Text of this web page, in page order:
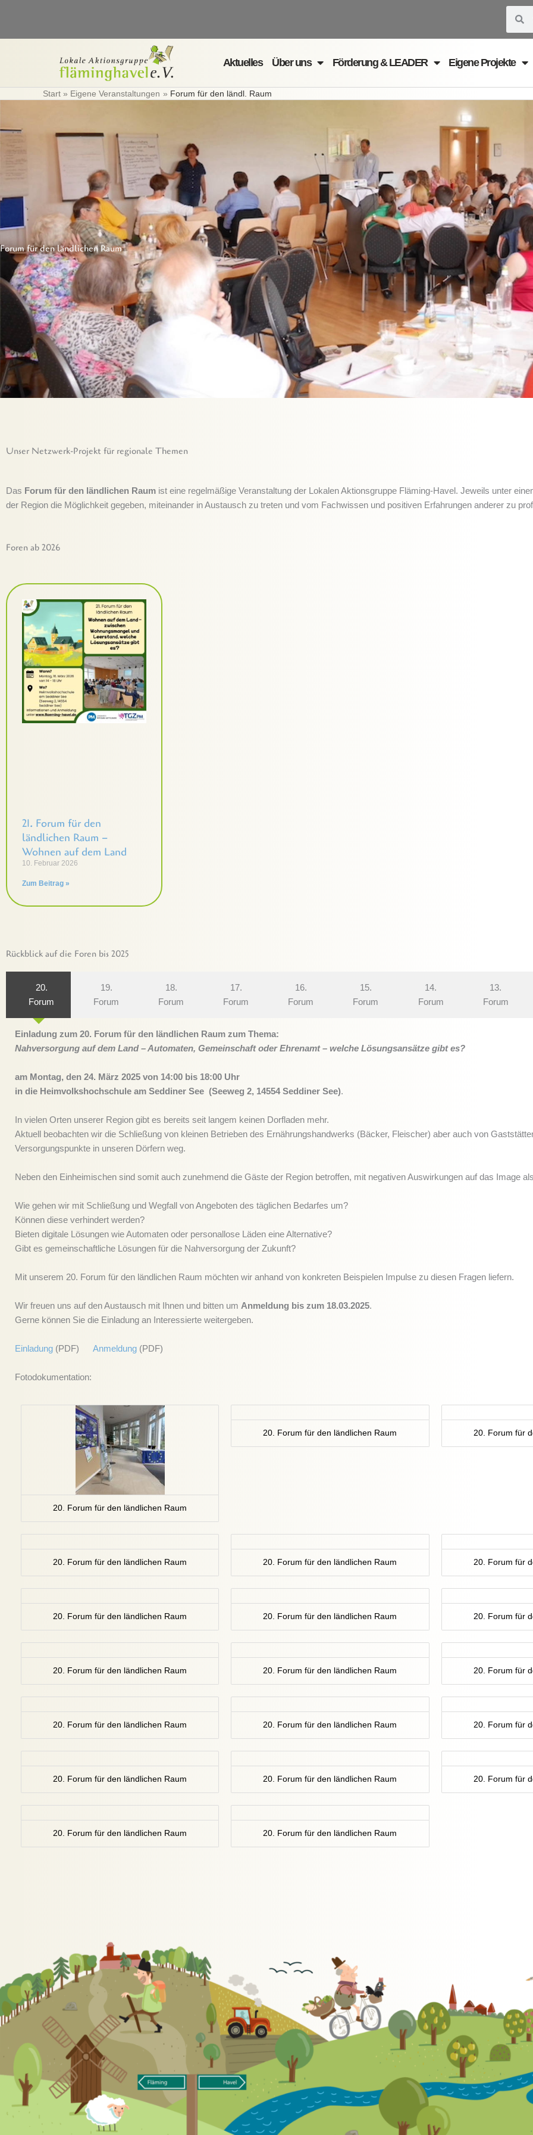
Aktuelles Über uns Förderung & LEADER Eigene Projekte
Start Eigene Veranstaltungen Forum für den ländl. Raum
Forum für den ländlichen Raum
Unser Netzwerk-Projekt für regionale Themen
Das Forum für den ländlichen Raum ist eine regelmäßige Veranstaltung der Lokalen Aktionsgruppe Fläming-Havel. Jeweils unter
der Region die Möglichkeit gegeben, miteinander in Austausch zu treten und vom Fachwissen und positiven Erfahrungen anderer zu
Foren ab 2026
21. Forum für den
ländlichen Raum –
Wohnen auf dem Land
10. Februar 2026
Zum Beitrag »
Rückblick auf die Foren bis 2025
20.
Forum
19.
Forum
18.
Forum
17.
Forum
16.
Forum
15.
Forum
14.
Forum
13.
Forum
Einladung zum 20. Forum für den ländlichen Raum zum Thema:
Nahversorgung auf dem Land – Automaten, Gemeinschaft oder Ehrenamt – welche Lösungsansätze gibt es?
am Montag, den 24. März 2025 von 14:00 bis 18:00 Uhr
in die Heimvolkshochschule am Seddiner See (Seeweg 2, 14554 Seddiner See).
In vielen Orten unserer Region gibt es bereits seit langem keinen Dorfladen mehr.
Aktuell beobachten wir die Schließung von kleinen Betrieben des Ernährungshandwerks (Bäcker, Fleischer) aber auch von
Versorgungspunkte in unseren Dörfern weg.
Neben den Einheimischen sind somit auch zunehmend die Gäste der Region betroffen, mit negativen Auswirkungen auf das Image
Wie gehen wir mit Schließung und Wegfall von Angeboten des täglichen Bedarfes um?
Können diese verhindert werden?
Bieten digitale Lösungen wie Automaten oder personallose Läden eine Alternative?
Gibt es gemeinschaftliche Lösungen für die Nahversorgung der Zukunft?
Mit unserem 20. Forum für den ländlichen Raum möchten wir anhand von konkreten Beispielen Impulse zu diesen Fragen liefern.
Wir freuen uns auf den Austausch mit Ihnen und bitten um Anmeldung bis zum 18.03.2025.
Gerne können Sie die Einladung an Interessierte weitergeben.
Einladung (PDF) Anmeldung (PDF)
Fotodokumentation:
20. Forum für den ländlichen Raum
20. Forum für den ländlichen Raum 20. Forum für
20. Forum für den ländlichen Raum 20. Forum für den ländlichen Raum 20. Forum für
20. Forum für den ländlichen Raum 20. Forum für den ländlichen Raum 20. Forum für
20. Forum für den ländlichen Raum 20. Forum für den ländlichen Raum 20. Forum für
20. Forum für den ländlichen Raum 20. Forum für den ländlichen Raum 20. Forum für
20. Forum für den ländlichen Raum 20. Forum für den ländlichen Raum 20. Forum für
20. Forum für den ländlichen Raum 20. Forum für den ländlichen Raum